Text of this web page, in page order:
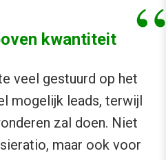
kwantiteit
veel gestuurd op het
mogelijk leads, terwijl
zal doen. Niet
maar ook voor